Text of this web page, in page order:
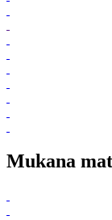
Mukana